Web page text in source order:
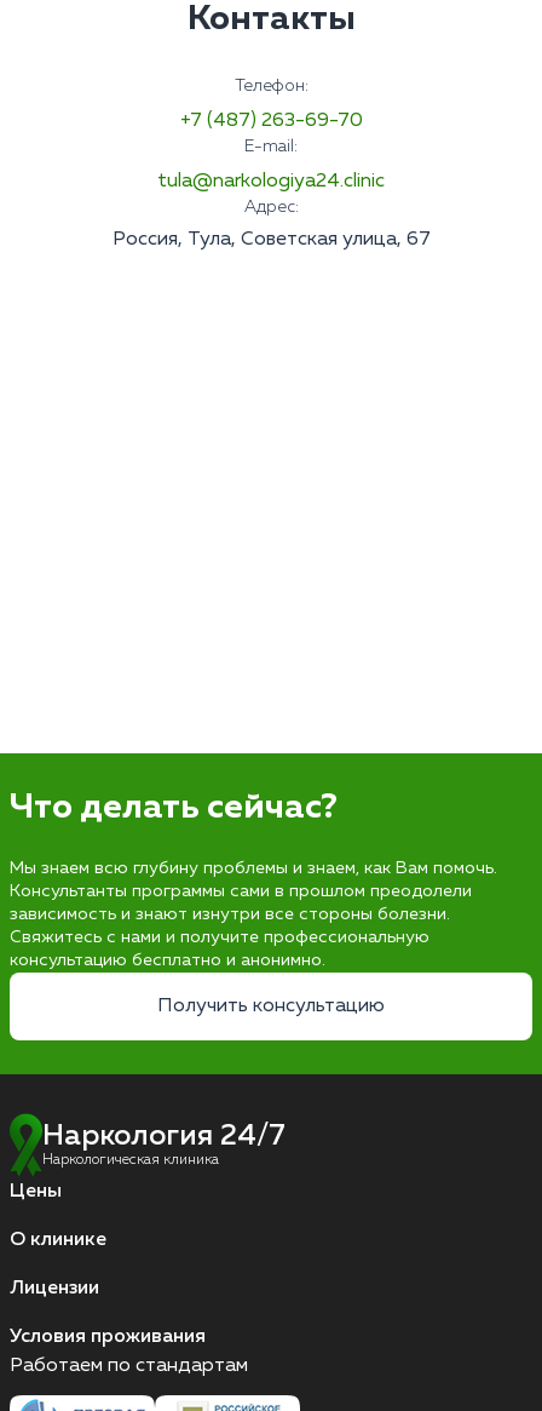
Контакты
Телефон:
+7 (487) 263-69-70
E-mail:
tula@narkologiya24.clinic
Адрес:
Россия, Тула, Советская улица, 67
Что делать сейчас?
Мы знаем всю глубину проблемы и знаем, как Вам помочь.
Консультанты программы сами в прошлом преодолели
зависимость и знают изнутри все стороны болезни.
Свяжитесь с нами и получите профессиональную
консультацию бесплатно и анонимно.
Получить консультацию
Наркология 24/7
Наркологическая клиника
Цены
О клинике
Лицензии
Условия проживания
Работаем по стандартам